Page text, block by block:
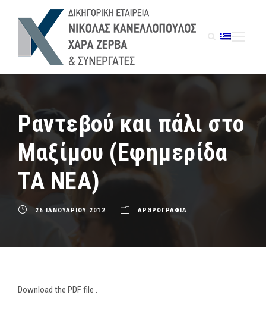
Ραντεβού και πάλι στο
Μαξίμου (Εφημερίδα
ΤΑ ΝΕΑ)
26 ΙΑΝΟΥΑΡΙΟΥ 2012 ΑΡΘΡΟΓΡΑΦΙΑ
Download the PDF file .